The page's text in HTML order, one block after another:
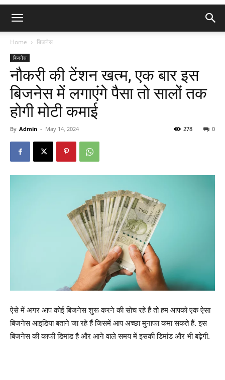
Home बिजनेस
बिजनेस
नौकरी की टेंशन खत्म, एक बार इस
बिजनेस में लगाएंगे पैसा तो सालों तक
होगी मोटी कमाई
By Admin - May 14, 2024 0
278
ऐसे में अगर आप कोई बिजनेस शुरू करने की सोच रहे हैं तो हम आपको एक ऐसा
बिजनेस आइडिया बताने जा रहे हैं जिसमें आप अच्छा मुनाफा कमा सकते हैं. इस
बिजनेस की काफी डिमांड है और आने वाले समय में इसकी डिमांड और भी बढ़ेगी.